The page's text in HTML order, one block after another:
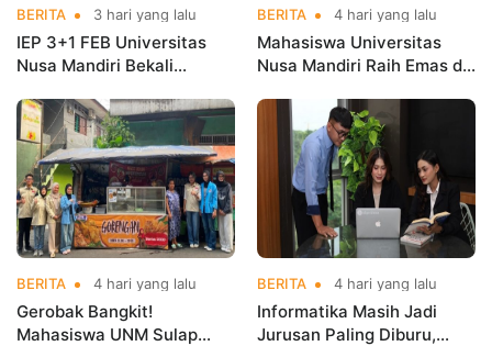
BERITA 3 hari yang lalu
IEP 3+1 FEB Universitas
Nusa Mandiri Bekali
Kerja Sebelum Lulus
BERITA 4 hari yang lalu
Mahasiswa Universitas
Nusa Mandiri Raih Emas di
Indonesia Open
Championships 2026
BERITA 4 hari yang lalu
Gerobak Bangkit!
Mahasiswa UNM Sulap
BERITA 4 hari yang lalu
Informatika Masih Jadi
Jurusan Paling Diburu,